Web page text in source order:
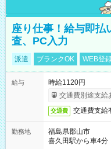
座り仕事！給与即払
査、PC入力
派遣 ブランクOK WEB登
給与
時給1120円
交通費別途支給
交通費 交通費支給
勤務地
福島県郡山市
喜久田駅から車4分